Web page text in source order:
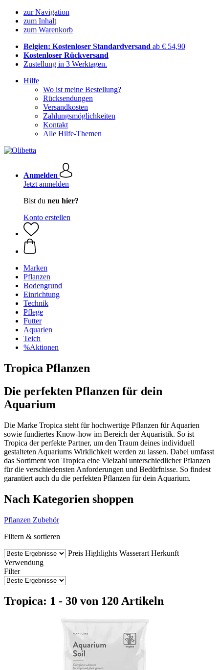
zur Navigation
zum Inhalt
zum Warenkorb
Belgien: Kostenloser Standardversand ab € 54,90
Kostenloser Rückversand
Zustellung in 3 Werktagen.
Hilfe
Wo ist meine Bestellung?
Rücksendungen
Versandkosten
Zahlungsmöglichkeiten
Kontakt
Alle Hilfe-Themen
Anmelden
Jetzt anmelden
Bist du neu hier?
Konto erstellen
Marken
Pflanzen
Bodengrund
Einrichtung
Technik
Pflege
Futter
Aquarien
Teich
%Aktionen
Tropica Pflanzen
Die perfekten Pflanzen für dein
Aquarium
Die Marke Tropica steht für hochwertige Pflanzen für Aquarien
sowie fundiertes Know-how im Bereich der Aquaristik. So ist
Tropica der perfekte Partner, um den Traum deines individuell
gestalteten Aquariums Wirklichkeit werden zu lassen. Dabei umfasst
das Sortiment von Tropica eine Vielzahl unterschiedlicher Pflanzen
für die verschiedensten Anforderungen und Bedürfnisse. So findest
garantiert auch du die perfekten Pflanzen für dein Aquarium.
Nach Kategorien shoppen
Pflanzen Zubehör
Filtern & sortieren
Preis Highlights Wasserart Herkunft
Verwendung
Filter
Tropica: 1 - 30 von 120 Artikeln